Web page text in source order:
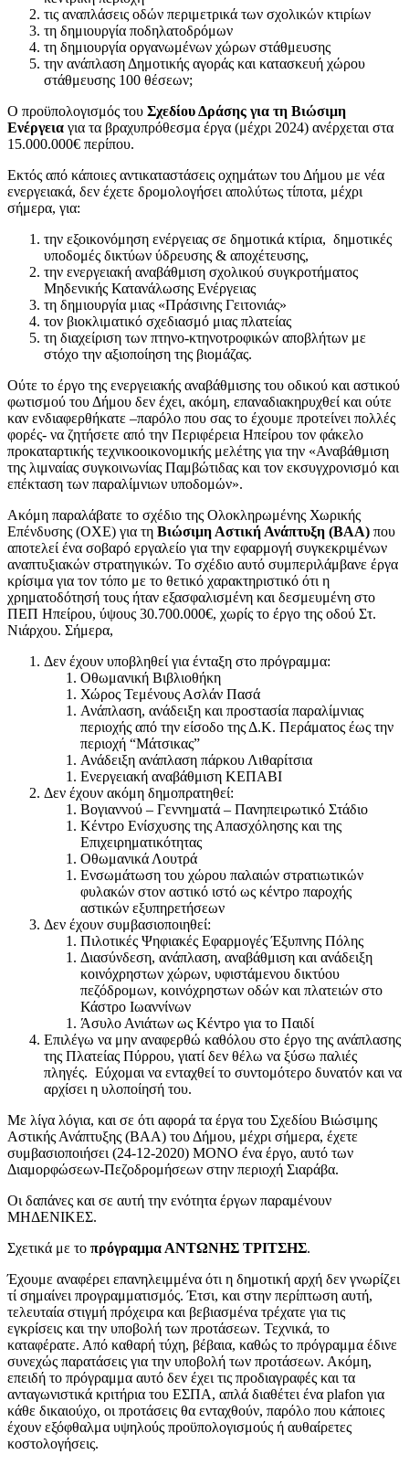
τις αναπλάσεις οδών περιμετρικά των σχολικών κτιρίων
τη δημιουργία ποδηλατοδρόμων
τη δημιουργία οργανωμένων χώρων στάθμευσης
την ανάπλαση Δημοτικής αγοράς και κατασκευή χώρου
στάθμευσης 100 θέσεων;
Ο προϋπολογισμός του Σχεδίου Δράσης για τη Βιώσιμη
Ενέργεια για τα βραχυπρόθεσμα έργα (μέχρι 2024) ανέρχεται στα
15.000.000€ περίπου.
Εκτός από κάποιες αντικαταστάσεις οχημάτων του Δήμου με νέα
ενεργειακά, δεν έχετε δρομολογήσει απολύτως τίποτα, μέχρι
σήμερα, για:
την εξοικονόμηση ενέργειας σε δημοτικά κτίρια, δημοτικές
υποδομές δικτύων ύδρευσης & αποχέτευσης,
την ενεργειακή αναβάθμιση σχολικού συγκροτήματος
Μηδενικής Κατανάλωσης Ενέργειας
τη δημιουργία μιας «Πράσινης Γειτονιάς»
τον βιοκλιματικό σχεδιασμό μιας πλατείας
τη διαχείριση των πτηνο-κτηνοτροφικών αποβλήτων με
στόχο την αξιοποίηση της βιομάζας.
Ούτε το έργο της ενεργειακής αναβάθμισης του οδικού και αστικού
φωτισμού του Δήμου δεν έχει, ακόμη, επαναδιακηρυχθεί και ούτε
καν ενδιαφερθήκατε –παρόλο που σας το έχουμε προτείνει πολλές
φορές- να ζητήσετε από την Περιφέρεια Ηπείρου τον φάκελο
προκαταρτικής τεχνικοοικονομικής μελέτης για την «Αναβάθμιση
της λιμναίας συγκοινωνίας Παμβώτιδας και τον εκσυγχρονισμό και
επέκταση των παραλίμνιων υποδομών».
Ακόμη παραλάβατε το σχέδιο της Ολοκληρωμένης Χωρικής
Επένδυσης (ΟΧΕ) για τη Βιώσιμη Αστική Ανάπτυξη (ΒΑΑ) που
αποτελεί ένα σοβαρό εργαλείο για την εφαρμογή συγκεκριμένων
αναπτυξιακών στρατηγικών. Το σχέδιο αυτό συμπεριλάμβανε έργα
κρίσιμα για τον τόπο με το θετικό χαρακτηριστικό ότι η
χρηματοδότησή τους ήταν εξασφαλισμένη και δεσμευμένη στο
ΠΕΠ Ηπείρου, ύψους 30.700.000€, χωρίς το έργο της οδού Στ.
Νιάρχου. Σήμερα,
Δεν έχουν υποβληθεί για ένταξη στο πρόγραμμα:
Οθωμανική Βιβλιοθήκη
Χώρος Τεμένους Ασλάν Πασά
Ανάπλαση, ανάδειξη και προστασία παραλίμνιας
περιοχής από την είσοδο της Δ.Κ. Περάματος έως την
περιοχή “Μάτσικας”
Ανάδειξη ανάπλαση πάρκου Λιθαρίτσια
Ενεργειακή αναβάθμιση ΚΕΠΑΒΙ
Δεν έχουν ακόμη δημοπρατηθεί:
Βογιαννού – Γεννηματά – Πανηπειρωτικό Στάδιο
Κέντρο Ενίσχυσης της Απασχόλησης και της
Επιχειρηματικότητας
Οθωμανικά Λουτρά
Ενσωμάτωση του χώρου παλαιών στρατιωτικών
φυλακών στον αστικό ιστό ως κέντρο παροχής
αστικών εξυπηρετήσεων
Δεν έχουν συμβασιοποιηθεί:
Πιλοτικές Ψηφιακές Εφαρμογές Έξυπνης Πόλης
Διασύνδεση, ανάπλαση, αναβάθμιση και ανάδειξη
κοινόχρηστων χώρων, υφιστάμενου δικτύου
πεζόδρομων, κοινόχρηστων οδών και πλατειών στο
Κάστρο Ιωαννίνων
Άσυλο Ανιάτων ως Κέντρο για το Παιδί
Επιλέγω να μην αναφερθώ καθόλου στο έργο της ανάπλασης
της Πλατείας Πύρρου, γιατί δεν θέλω να ξύσω παλιές
πληγές. Εύχομαι να ενταχθεί το συντομότερο δυνατόν και να
αρχίσει η υλοποίησή του.
Με λίγα λόγια, και σε ότι αφορά τα έργα του Σχεδίου Βιώσιμης
Αστικής Ανάπτυξης (ΒΑΑ) του Δήμου, μέχρι σήμερα, έχετε
συμβασιοποιήσει (24-12-2020) ΜΟΝΟ ένα έργο, αυτό των
Διαμορφώσεων-Πεζοδρομήσεων στην περιοχή Σιαράβα.
Οι δαπάνες και σε αυτή την ενότητα έργων παραμένουν
ΜΗΔΕΝΙΚΕΣ.
Σχετικά με το πρόγραμμα ΑΝΤΩΝΗΣ ΤΡΙΤΣΗΣ.
Έχουμε αναφέρει επανηλειμμένα ότι η δημοτική αρχή δεν γνωρίζει
τί σημαίνει προγραμματισμός. Έτσι, και στην περίπτωση αυτή,
τελευταία στιγμή πρόχειρα και βεβιασμένα τρέχατε για τις
εγκρίσεις και την υποβολή των προτάσεων. Τεχνικά, το
καταφέρατε. Από καθαρή τύχη, βέβαια, καθώς το πρόγραμμα έδινε
συνεχώς παρατάσεις για την υποβολή των προτάσεων. Ακόμη,
επειδή το πρόγραμμα αυτό δεν έχει τις προδιαγραφές και τα
ανταγωνιστικά κριτήρια του ΕΣΠΑ, απλά διαθέτει ένα plafon για
κάθε δικαιούχο, οι προτάσεις θα ενταχθούν, παρόλο που κάποιες
έχουν εξόφθαλμα υψηλούς προϋπολογισμούς ή αυθαίρετες
κοστολογήσεις.